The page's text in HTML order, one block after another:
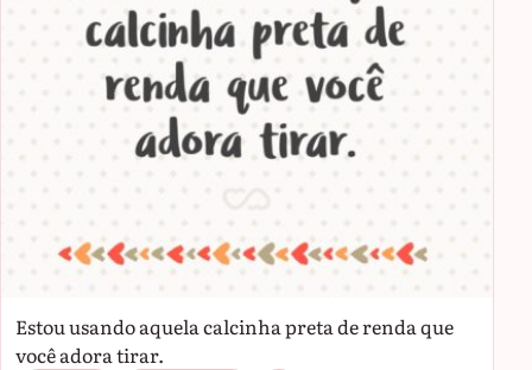
Estou usando aquela calcinha preta de renda que
você adora tirar.